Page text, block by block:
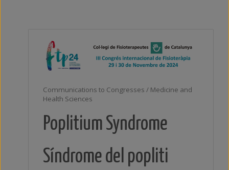
Communications to Congresses / Medicine and
Health Sciences
Poplitium Syndrome
Síndrome del popliti